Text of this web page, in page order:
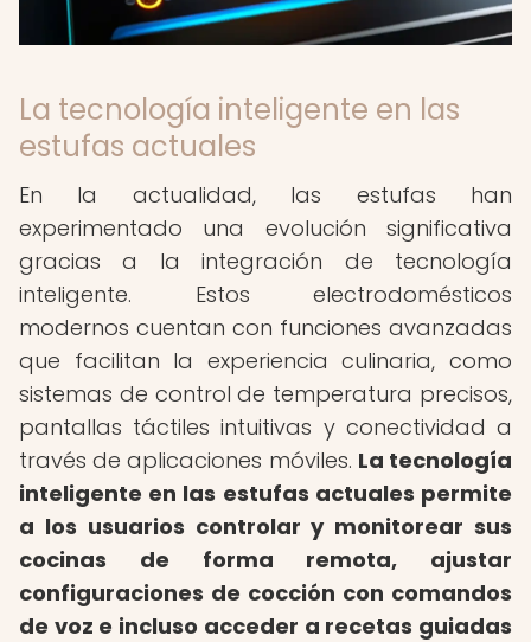
La tecnología inteligente en las
estufas actuales
En la actualidad, las estufas han
experimentado una evolución significativa
gracias a la integración de tecnología
inteligente. Estos electrodomésticos
modernos cuentan con funciones avanzadas
que facilitan la experiencia culinaria, como
sistemas de control de temperatura precisos,
pantallas táctiles intuitivas y conectividad a
través de aplicaciones móviles. La tecnología
inteligente en las estufas actuales permite
a los usuarios controlar y monitorear sus
cocinas de forma remota, ajustar
configuraciones de cocción con comandos
de voz e incluso acceder a recetas guiadas